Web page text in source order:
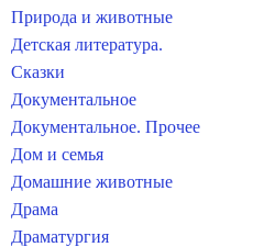
Природа и животные
Детская литература.
Сказки
Документальное
Документальное. Прочее
Дом и семья
Домашние животные
Драма
Драматургия